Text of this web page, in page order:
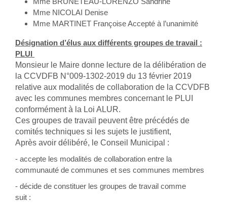
Mme NICOLAI Denise
Mme MARTINET Françoise Accepté à l’unanimité
Désignation d’élus aux différents groupes de travail :
PLUI
Monsieur le Maire donne lecture de la délibération de
la CCVDFB N°009-1302-2019 du 13 février 2019
relative aux modalités de collaboration de la CCVDFB
avec les communes membres concernant le PLUI
conformément à la Loi ALUR.
Ces groupes de travail peuvent être précédés de
comités techniques si les sujets le justifient,
Après avoir délibéré, le Conseil Municipal :
- accepte les modalités de collaboration entre la
communauté de communes et ses communes membres
- décide de constituer les groupes de travail comme
suit :